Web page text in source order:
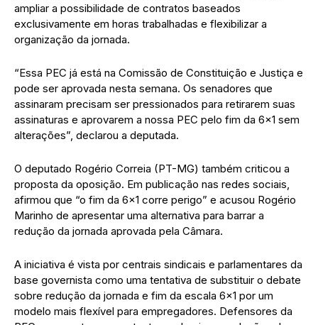
ampliar a possibilidade de contratos baseados
exclusivamente em horas trabalhadas e flexibilizar a
organização da jornada.
“Essa PEC já está na Comissão de Constituição e Justiça e
pode ser aprovada nesta semana. Os senadores que
assinaram precisam ser pressionados para retirarem suas
assinaturas e aprovarem a nossa PEC pelo fim da 6×1 sem
alterações”, declarou a deputada.
O deputado Rogério Correia (PT-MG) também criticou a
proposta da oposição. Em publicação nas redes sociais,
afirmou que “o fim da 6×1 corre perigo” e acusou Rogério
Marinho de apresentar uma alternativa para barrar a
redução da jornada aprovada pela Câmara.
A iniciativa é vista por centrais sindicais e parlamentares da
base governista como uma tentativa de substituir o debate
sobre redução da jornada e fim da escala 6×1 por um
modelo mais flexível para empregadores. Defensores da